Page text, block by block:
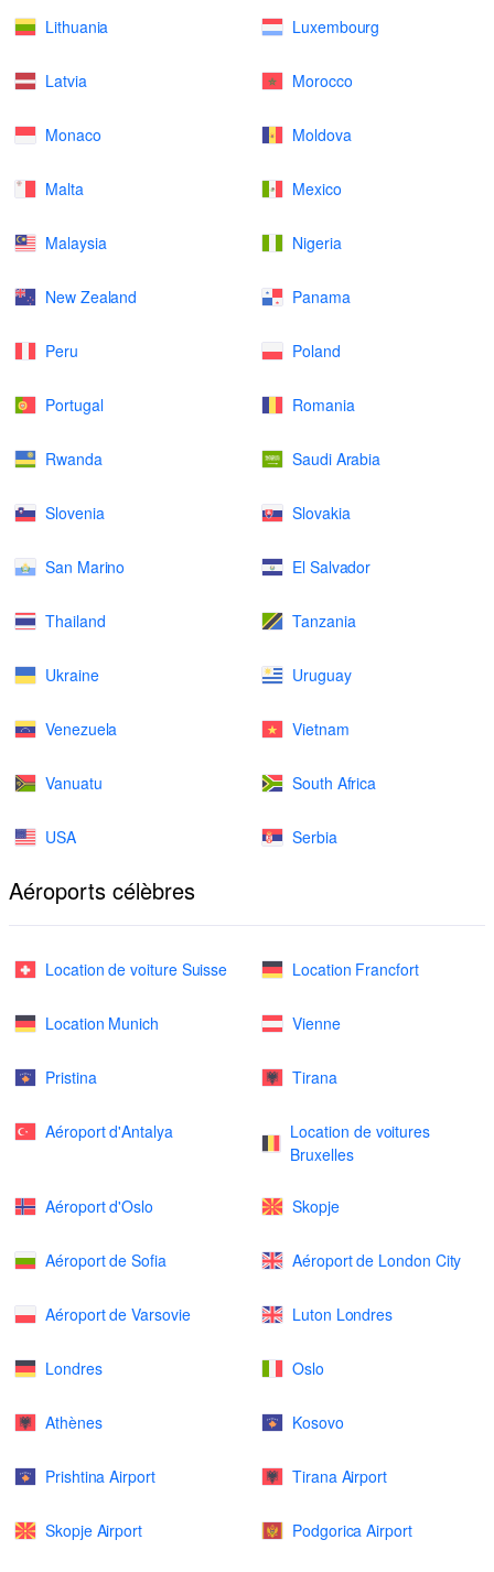
Lithuania Luxembourg
Latvia Morocco
Monaco Moldova
Malta Mexico
Malaysia Nigeria
New Zealand Panama
Peru Poland
Portugal Romania
Rwanda Saudi Arabia
Slovenia Slovakia
San Marino El Salvador
Thailand Tanzania
Ukraine Uruguay
Venezuela Vietnam
Vanuatu South Africa
USA Serbia
Aéroports célèbres
Location de voiture Suisse Location Francfort
Location Munich Vienne
Pristina Tirana
Aéroport d'Antalya
Location de voitures
Bruxelles
Aéroport d'Oslo Skopje
Aéroport de Sofia Aéroport de London City
Aéroport de Varsovie Luton Londres
Londres Oslo
Athènes Kosovo
Prishtina Airport Tirana Airport
Skopje Airport Podgorica Airport